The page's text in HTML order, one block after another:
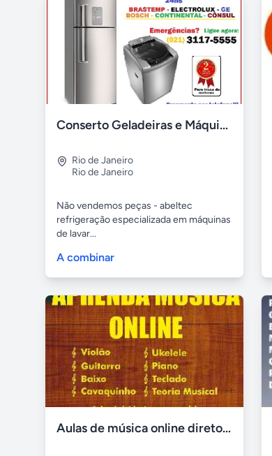
Conserto Geladeiras e Máquinas Lavar Méier Tijuca
Rio de Janeiro
Rio de Janeiro
Não vendemos peças - abeltec
refrigeração especializada em máquinas
de lavar...
A combinar
Aulas de música online direto com professor